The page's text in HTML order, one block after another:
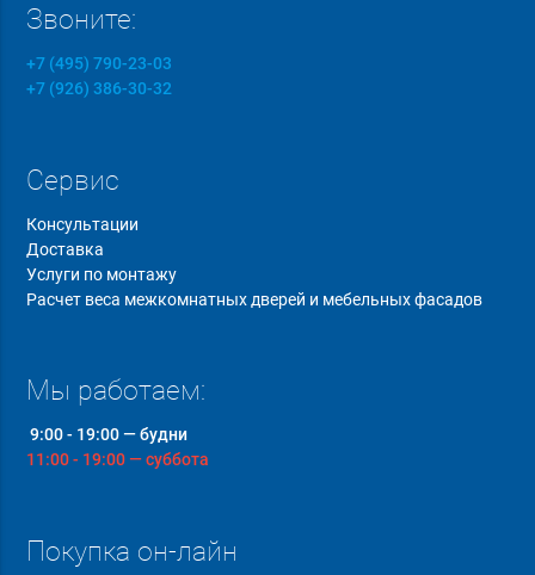
Звоните:
+7 (495) 790-23-03
+7 (926) 386-30-32
Сервис
Консультации
Доставка
Услуги по монтажу
Расчет веса межкомнатных дверей и мебельных фасадов
Мы работаем:
9:00 - 19:00 — будни
11:00 - 19:00 — суббота
Покупка он-лайн